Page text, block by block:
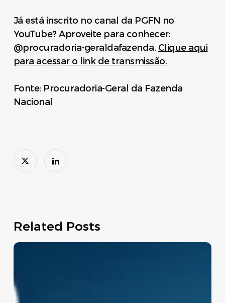
Já está inscrito no canal da PGFN no
YouTube? Aproveite para conhecer:
@procuradoria-geraldafazenda. Clique aqui
para acessar o link de transmissão.
Fonte: Procuradoria-Geral da Fazenda
Nacional
Related Posts
Move
de
crédito